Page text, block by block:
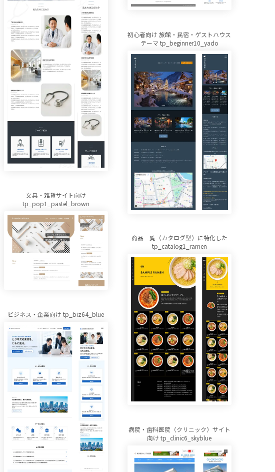
初心者向け 旅館・民宿・ゲストハウス
テーマ tp_beginner10_yado
文具・雑貨サイト向け
tp_pop1_pastel_brown
商品一覧（カタログ型）に特化した
tp_catalog1_ramen
ビジネス・企業向け tp_biz64_blue
病院・歯科医院（クリニック）サイト
向け tp_clinic6_skyblue